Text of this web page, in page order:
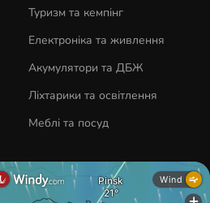
Туризм та кемпінг
Електроніка та живлення
Акумулятори та ДБЖ
Ліхтарики та освітлення
Меблі та посуд